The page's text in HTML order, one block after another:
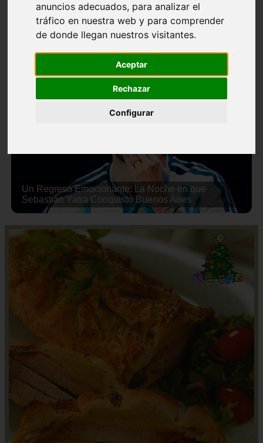
anuncios adecuados, para analizar el
tráfico en nuestra web y para comprender
de donde llegan nuestros visitantes.
Aceptar
Rechazar
Configurar
Un Regreso Emocionante: La Noche en que
Sebastián Yatra Conquistó Buenos Aires